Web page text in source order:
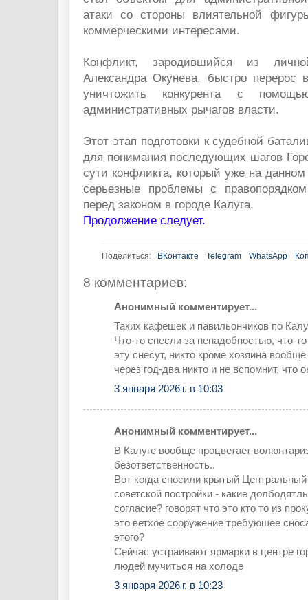
атаки со стороны влиятельной
коммерческими интересами.
Конфликт, зародившийся из
Александра Окунева, быстро перерос
уничтожить конкурента с
административных рычагов власти.
Этот этап подготовки к судебной
для понимания последующих шагов
сути конфликта, который уже на данном
серьезные проблемы с
перед законом в городе Калуга.
Продолжение следует.
Поделиться: ВКонтакте Telegram WhatsApp
8 комментариев:
Анонимный комментирует...
Таких кафешек и павильончиков по
Что-то снесли за ненадобностью, что-
эту снесут, никто кроме хозяина
через год-два никто и не вспомнит, что
3 января 2026 г. в 10:03
Анонимный комментирует...
В Калуге вообще процветает
безответственность..
Вот когда сносили крытый
советской постройки - какие
согласие? говорят что это кто то из
это ветхое сооружение требующее
этого?
Сейчас устраивают ярмарки в центре
людей мучиться на холоде
3 января 2026 г. в 10:23